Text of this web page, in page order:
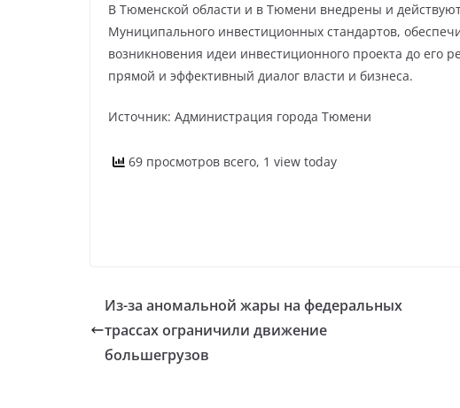
В Тюменской области и в Тюмени внедрены и
Муниципального инвестиционных стандартов,
возникновения идеи инвестиционного проекта до его
прямой и эффективный диалог власти и бизнеса.
Источник: Администрация города Тюмени
69 просмотров всего, 1 view today
Из-за аномальной жары на федеральных
трассах ограничили движение
большегрузов